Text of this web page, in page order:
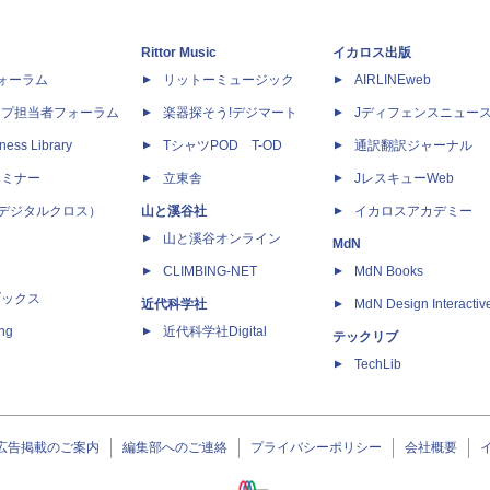
ーラム
担当者フォーラム
Library
ナー
ジタルクロス）
クス
Rittor Music
リットーミュージック
楽器探そう!デジマート
TシャツPOD T-OD
立東舎
山と溪谷社
山と溪谷オンライン
CLIMBING-NET
近代科学社
近代科学社Digital
イカロス出版
AIRLINEweb
Jディフェンスニュー
通訳翻訳ジャーナル
JレスキューWeb
イカロスアカデミー
MdN
MdN Books
MdN Design
テックリブ
TechLib
告掲載のご案内 編集部へのご連絡 プライバシーポリシー 会社概要